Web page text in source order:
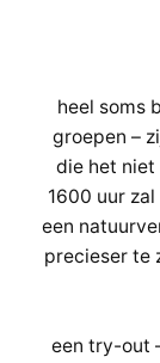
heel soms
groepen –
die het niet
1600 uur
een
precieser te
een try-out